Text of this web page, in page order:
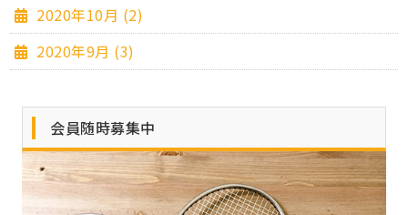
2020年10月 (2)
2020年9月 (3)
会員随時募集中